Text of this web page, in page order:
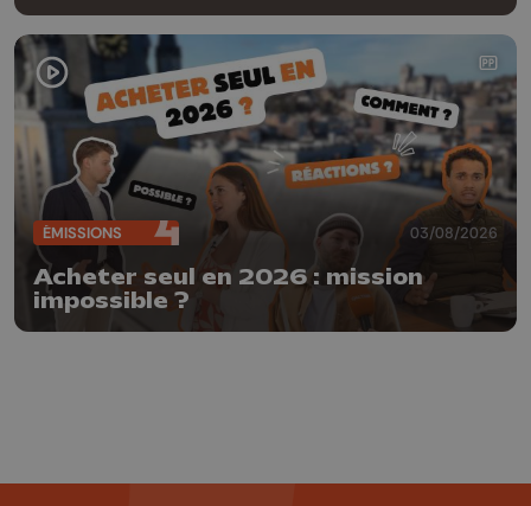
ÉMISSIONS 03/08/2026
Acheter seul en 2026 : mission
impossible ?